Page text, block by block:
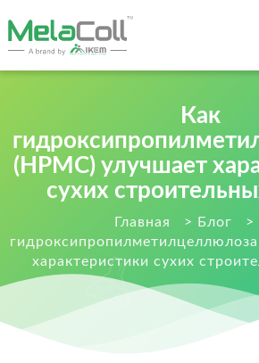
Как
(HPMC) улучшает
сухих
Главная > Блог >
характеристики сухих